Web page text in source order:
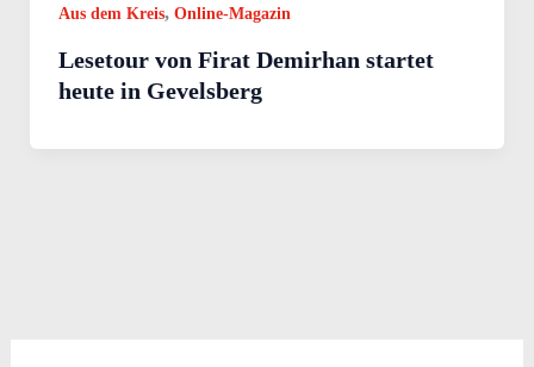
Aus dem Kreis, Online-Magazin
Lesetour von Firat Demirhan startet
heute in Gevelsberg